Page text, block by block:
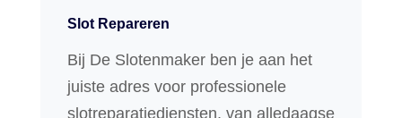
Slot Repareren
Bij De Slotenmaker ben je aan het
juiste adres voor professionele
slotreparatiediensten, van alledaagse